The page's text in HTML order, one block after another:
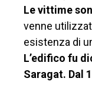
Le vittime
venne
esistenza di
L’edifico fu
Saragat. Dal